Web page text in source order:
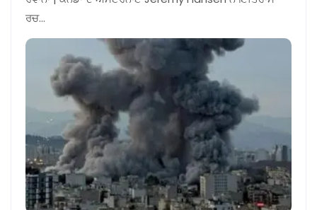
ਰਚ…